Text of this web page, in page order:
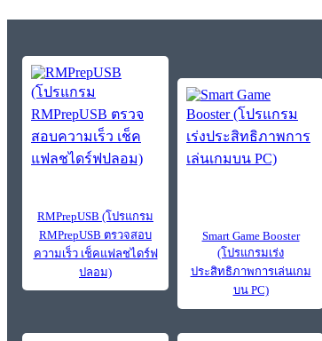
RMPrepUSB (โปรแกรม
RMPrepUSB ตรวจสอบ
ความเร็ว เช็คแฟลชไดร์ฟ
ปลอม)
Smart Game Booster
(โปรแกรมเร่ง
ประสิทธิภาพการเล่นเกม
บน PC)